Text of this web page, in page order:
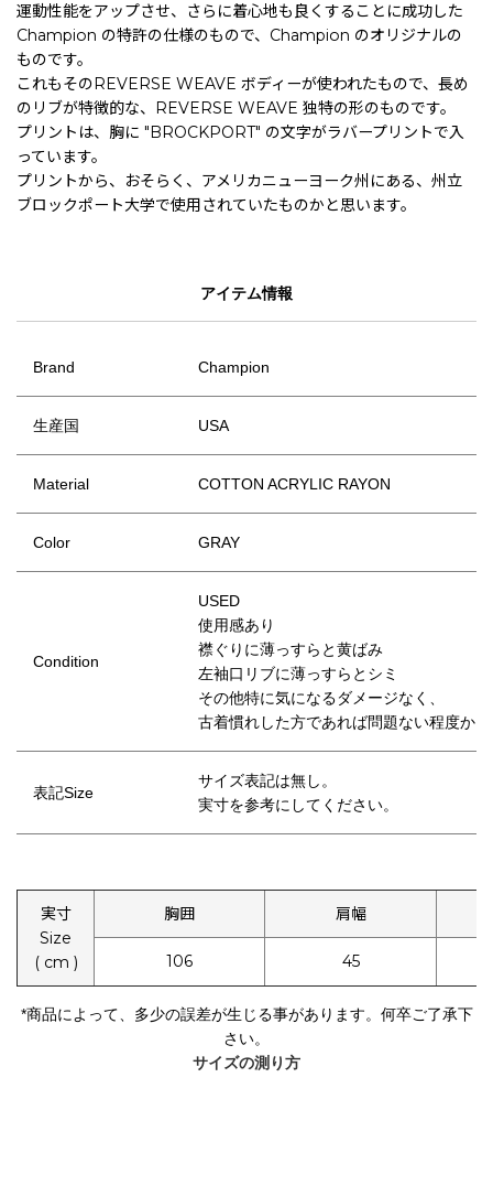
運動性能をアップさせ、さらに着心地も良くすることに成功した
Champion の特許の仕様のもので、Champion のオリジナルの
ものです。
これもそのREVERSE WEAVE ボディーが使われたもので、長め
のリブが特徴的な、REVERSE WEAVE 独特の形のものです。
プリントは、胸に "BROCKPORT" の文字がラバープリントで入
っています。
プリントから、おそらく、アメリカニューヨーク州にある、州立
ブロックポート大学で使用されていたものかと思います。
アイテム情報
Brand Champion
生産国 USA
Material COTTON ACRYLIC RAYON
Color GRAY
Condition
USED
使用感あり
襟ぐりに薄っすらと黄ばみ
左袖口リブに薄っすらとシミ
その他特に気になるダメージなく、
古着慣れした方であれば問題ない程度か
表記Size
サイズ表記は無し。
実寸を参考にしてください。
実寸
Size
( cm )
胸囲 肩幅
106 45
*商品によって、多少の誤差が生じる事があります。何卒ご了承下
さい。
サイズの測り方